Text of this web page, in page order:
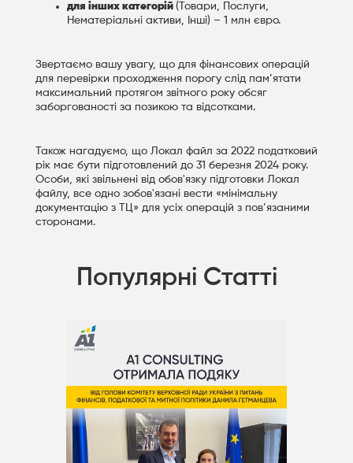
для інших категорій (Товари, Послуги,
Нематеріальні активи, Інші) – 1 млн євро.
Звертаємо вашу увагу, що для фінансових операцій
для перевірки проходження порогу слід пам’ятати
максимальний протягом звітного року обсяг
заборгованості за позикою та відсотками.
Також нагадуємо, що Локал файл за 2022 податковий
рік має бути підготовлений до 31 березня 2024 року.
Особи, які звільнені від обов'язку підготовки Локал
файлу, все одно зобов'язані вести «мінімальну
документацію з ТЦ» для усіх операцій з пов’язаними
сторонами.
Популярні Статті